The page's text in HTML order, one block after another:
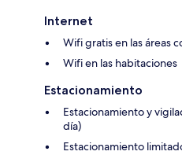
Internet
Wifi gratis en las áreas
Wifi en las habitaciones
Estacionamiento
Estacionamiento y
día)
Estacionamiento